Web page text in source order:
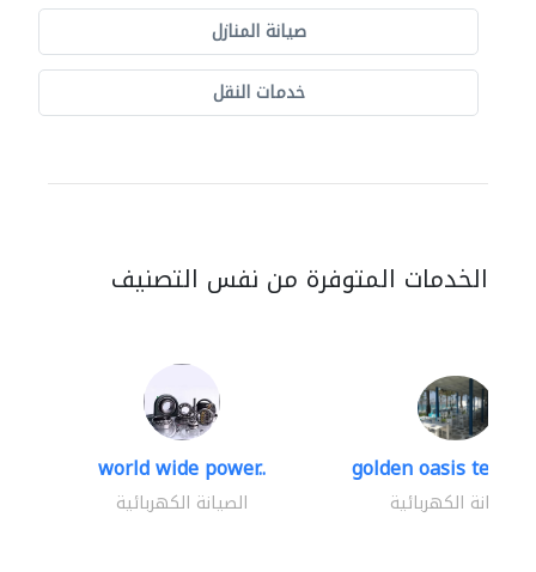
صيانة المنازل
خدمات النقل
الخدمات المتوفرة من نفس التصنيف
world wide power..
الصيانة الكهربائية
golden oasis
الصيانة الكهربائية